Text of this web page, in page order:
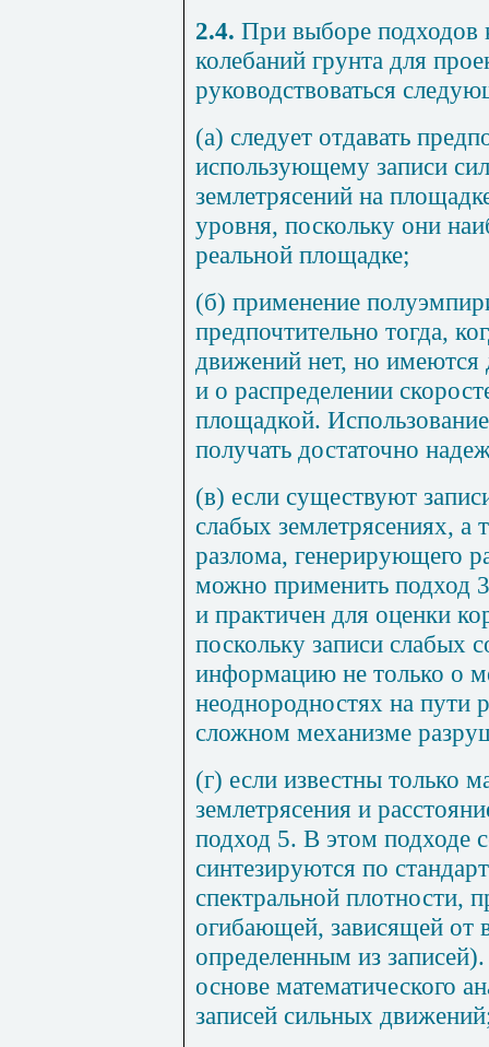
2.4. При выборе подходов
колебаний грунта для
руководствоваться
(а) следует отдавать
использующему записи
землетрясений на
уровня, поскольку они
реальной площадке;
(б) применение
предпочтительно тогда,
движений нет, но имеются
и о распределении
площадкой.
получать достаточно
(в) если существуют
слабых землетрясениях, а
разлома, генерирующего
можно применить подход
и практичен для оценки
поскольку записи слабых
информацию не только о
неоднородностях на пути
сложном механизме
(г) если известны только
землетрясения и
подход 5. В этом подходе
синтезируются по
спектральной плотности,
огибающей, зависящей от
определенным из
основе математического
записей сильных